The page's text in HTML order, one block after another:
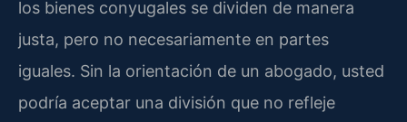
los bienes conyugales se dividen de manera
justa, pero no necesariamente en partes
iguales. Sin la orientación de un abogado, usted
podría aceptar una división que no refleje